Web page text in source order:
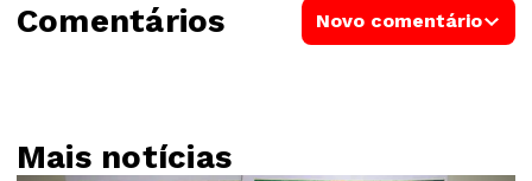
Comentários Novo comentário
Mais notícias